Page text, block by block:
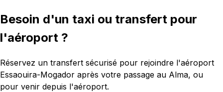
Besoin d'un taxi ou transfert pour
l'aéroport ?
Réservez un transfert sécurisé pour rejoindre l'aéroport
Essaouira-Mogador après votre passage au Alma, ou
pour venir depuis l'aéroport.